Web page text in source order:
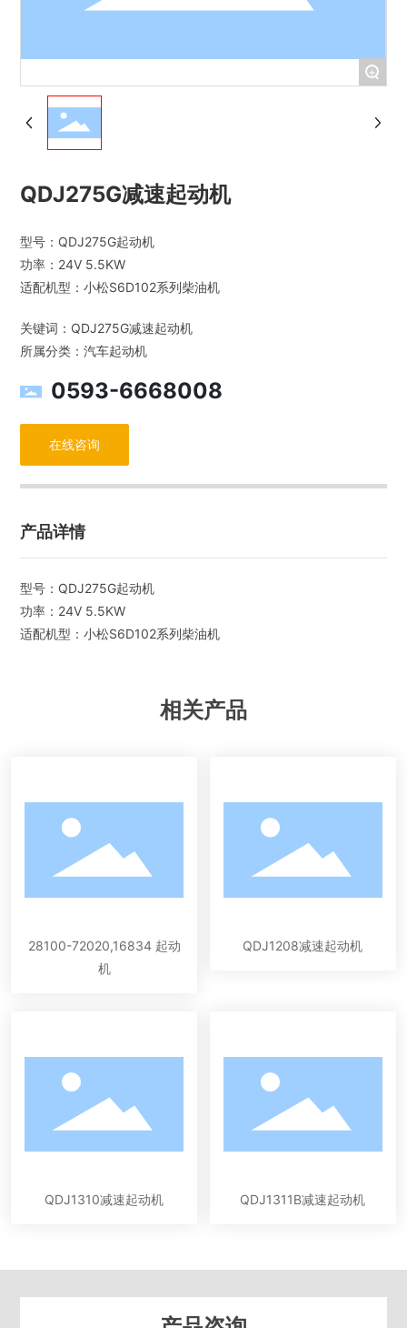
+
QDJ275G减速起动机
型号：QDJ275G起动机
功率：24V 5.5KW
关键词： QDJ275G减速起动机
所属分类：汽车起动机
0593-6668008
在线咨询
产品详情
型号：QDJ275G起动机
功率：24V 5.5KW
适配机型：小松S6D102系列柴油机
相关产品
28100-72020,16834 起动
机
QDJ1208减速起动机
QDJ1310减速起动机 QDJ1311B减速起动机